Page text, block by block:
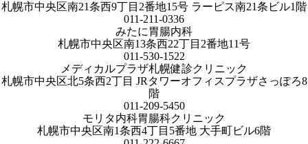
札幌市中央区南21条西9丁目2番地15号 ラーピス南21条ビル1階
011-211-0336
みたに胃腸内科
札幌市中央区南13条西22丁目2番地11号
011-530-1522
メディカルプラザ札幌健診クリニック
札幌市中央区北5条西2丁目 JRタワーオフィスプラザさっぽろ8
階
011-209-5450
モリタ内科胃腸科クリニック
札幌市中央区南1条西4丁目5番地 大手町ビル6階